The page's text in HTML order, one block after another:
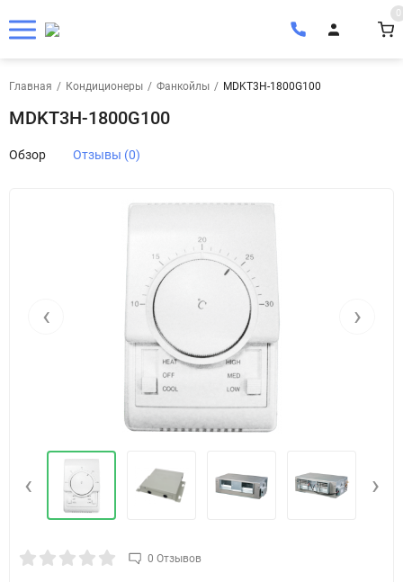
0
Главная / Кондиционеры / Фанкойлы / MDKT3H-1800G100
MDKT3H-1800G100
Обзор Отзывы (0)
‹ ›
‹ ›
0 Отзывов